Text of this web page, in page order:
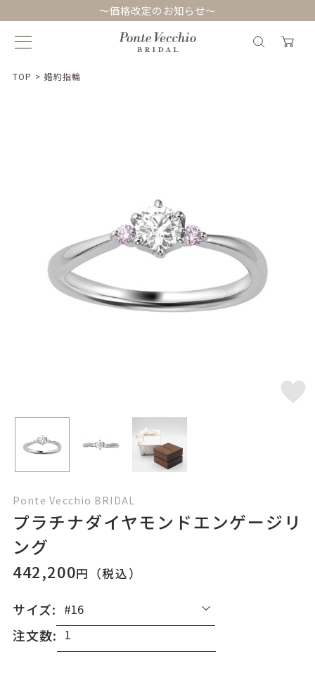
～価格改定のお知らせ～
TOP > 婚約指輪
Ponte Vecchio BRIDAL
プラチナダイヤモンドエンゲージリ
ング
442,200円（税込）
サイズ:
注文数: